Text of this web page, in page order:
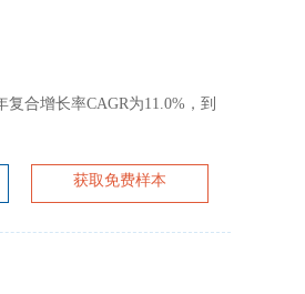
合增长率CAGR为11.0%，到
获取免费样本